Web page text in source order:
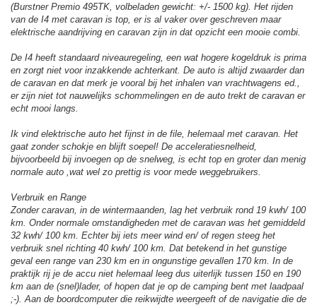
(Burstner Premio 495TK, volbeladen gewicht: +/- 1500 kg). Het rijden
van de I4 met caravan is top, er is al vaker over geschreven maar
elektrische aandrijving en caravan zijn in dat opzicht een mooie combi.
De I4 heeft standaard niveauregeling, een wat hogere kogeldruk is prima
en zorgt niet voor inzakkende achterkant. De auto is altijd zwaarder dan
de caravan en dat merk je vooral bij het inhalen van vrachtwagens ed.,
er zijn niet tot nauwelijks schommelingen en de auto trekt de caravan er
echt mooi langs.
Ik vind elektrische auto het fijnst in de file, helemaal met caravan. Het
gaat zonder schokje en blijft soepel! De acceleratiesnelheid,
bijvoorbeeld bij invoegen op de snelweg, is echt top en groter dan menig
normale auto ,wat wel zo prettig is voor mede weggebruikers.
Verbruik en Range
Zonder caravan, in de wintermaanden, lag het verbruik rond 19 kwh/ 100
km. Onder normale omstandigheden met de caravan was het gemiddeld
32 kwh/ 100 km. Echter bij iets meer wind en/ of regen steeg het
verbruik snel richting 40 kwh/ 100 km. Dat betekend in het gunstige
geval een range van 230 km en in ongunstige gevallen 170 km. In de
praktijk rij je de accu niet helemaal leeg dus uiterlijk tussen 150 en 190
km aan de (snel)lader, of hopen dat je op de camping bent met laadpaal
;-). Aan de boordcomputer die reikwijdte weergeeft of de navigatie die de